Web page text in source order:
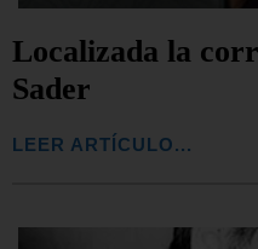
Localizada la
Sader
LEER ARTÍCULO...